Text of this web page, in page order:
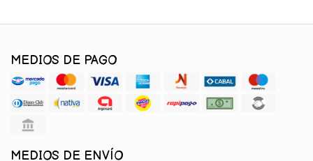
MEDIOS DE PAGO
MEDIOS DE ENVÍO